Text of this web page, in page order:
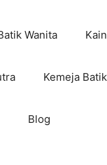
Wanita
Kemeja
Blog